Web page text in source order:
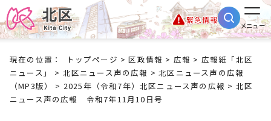
緊急情報
メニュー
現在の位置： トップページ >区政情報 > 広報 > 広報紙「北区
ニュース」
> 北区ニュース声の広報 >北区ニュース声の広報
（MP3版）
> 2025年（令和7年）北区ニュース声の広報 > 北区
ニュース声の広報 令和7年11月10日号